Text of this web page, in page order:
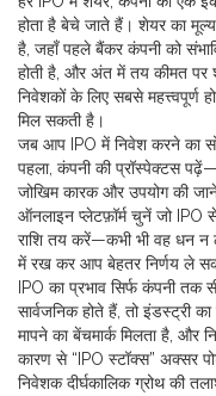
होता है बेचे जाते हैं। शेयर का मूल्य
है, जहाँ पहले बैंकर कंपनी को
होती है, और अंत में तय कीमत पर
निवेशकों के लिए सबसे महत्त्वपूर्ण
मिल सकती है।
जब आप IPO में निवेश करने का
पहला, कंपनी की प्रॉस्पेक्टस
जोखिम कारक और उपयोग की जाने
ऑनलाइन प्लेटफ़ॉर्म चुनें जो IPO
राशि तय करें—कभी भी वह धन न
में रख कर आप बेहतर निर्णय ले
IPO का प्रभाव सिर्फ कंपनी तक
सार्वजनिक होते हैं, तो इंडस्ट्री
मापने का बेंचमार्क मिलता है, और
कारण से “IPO स्टॉक्स” अक्सर
निवेशक दीर्घकालिक ग्रोथ की